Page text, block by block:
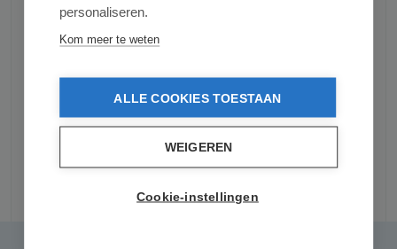
personaliseren.
Kom meer te weten
ALLE COOKIES TOESTAAN
WEIGEREN
Cookie-instellingen